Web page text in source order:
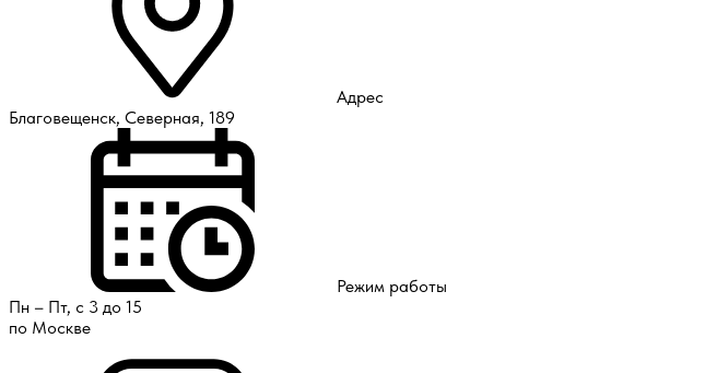
Адрес
Благовещенск, Северная, 189
Режим работы
Пн – Пт, с 3 до 15
по Москве